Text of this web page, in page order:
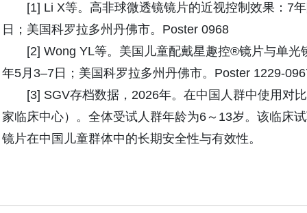
[1] Li X等。高非球微透镜镜片的近视控制效果：7
日；美国科罗拉多州丹佛市。Poster 0968
[2] Wong YL等。美国儿童配戴星趣控®镜片与单
年5月3–7日；美国科罗拉多州丹佛市。Poster 1229-
[3] SGV存档数据，2026年。在中国人群中使用对
家临床中心）。全体受试人群年龄为6～13岁。该临床
镜片在中国儿童群体中的长期安全性与有效性。